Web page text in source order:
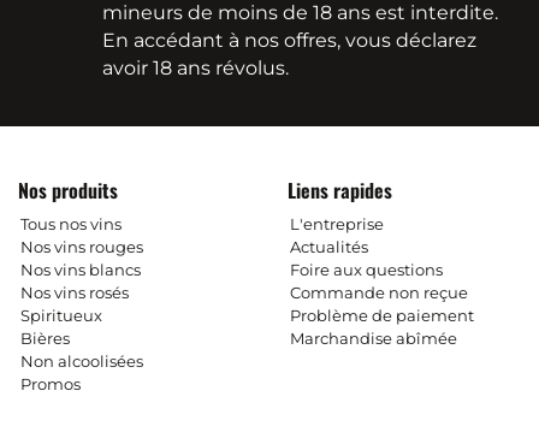
mineurs de moins de 18 ans est interdite.
En accédant à nos offres, vous déclarez
avoir 18 ans révolus.
Nos produits
Tous nos vins
Nos vins rouges
Nos vins blancs
Nos vins rosés
Spiritueux
Bières
Non alcoolisées
Promos
Liens rapides
L'entreprise
Actualités
Foire aux questions
Commande non reçue
Problème de paiement
Marchandise abîmée